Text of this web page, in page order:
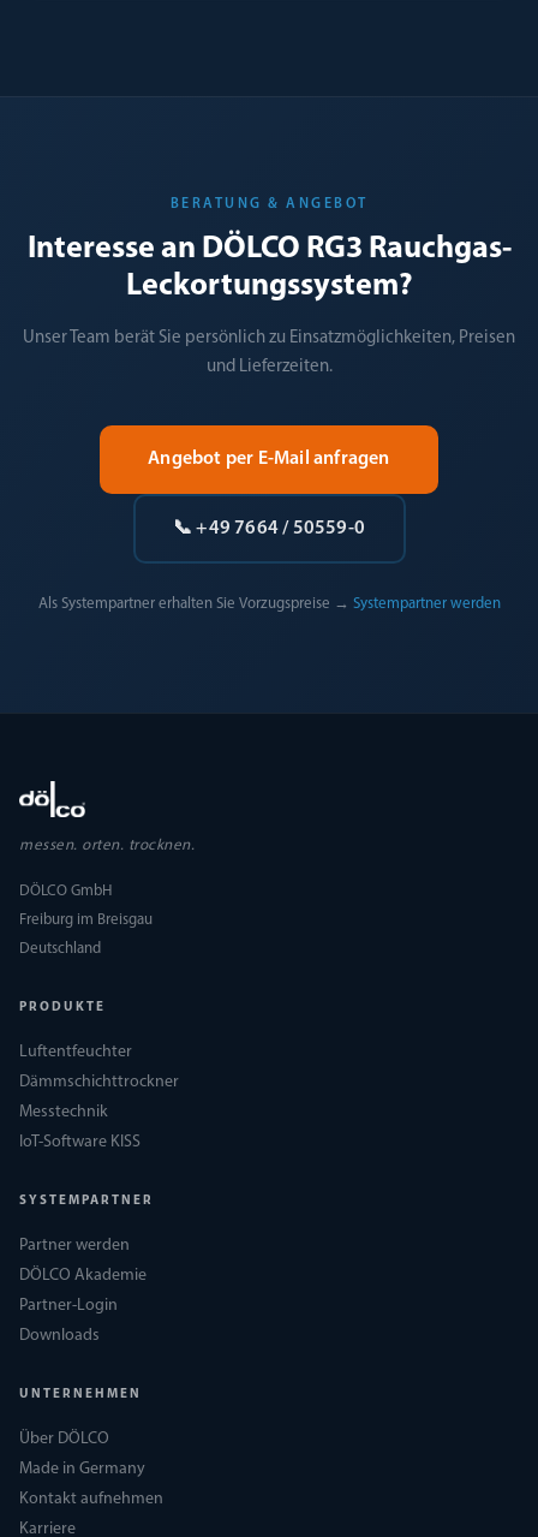
BERATUNG & ANGEBOT
Interesse an DÖLCO RG3 Rauchgas-
Leckortungssystem?
Unser Team berät Sie persönlich zu Einsatzmöglichkeiten, Preisen
und Lieferzeiten.
Angebot per E-Mail anfragen
📞 +49 7664 / 50559-0
Als Systempartner erhalten Sie Vorzugspreise → Systempartner werden
messen. orten. trocknen.
DÖLCO GmbH
Freiburg im Breisgau
Deutschland
PRODUKTE
Luftentfeuchter
Dämmschichttrockner
Messtechnik
IoT-Software KISS
SYSTEMPARTNER
Partner werden
DÖLCO Akademie
Partner-Login
Downloads
UNTERNEHMEN
Über DÖLCO
Made in Germany
Kontakt aufnehmen
Karriere